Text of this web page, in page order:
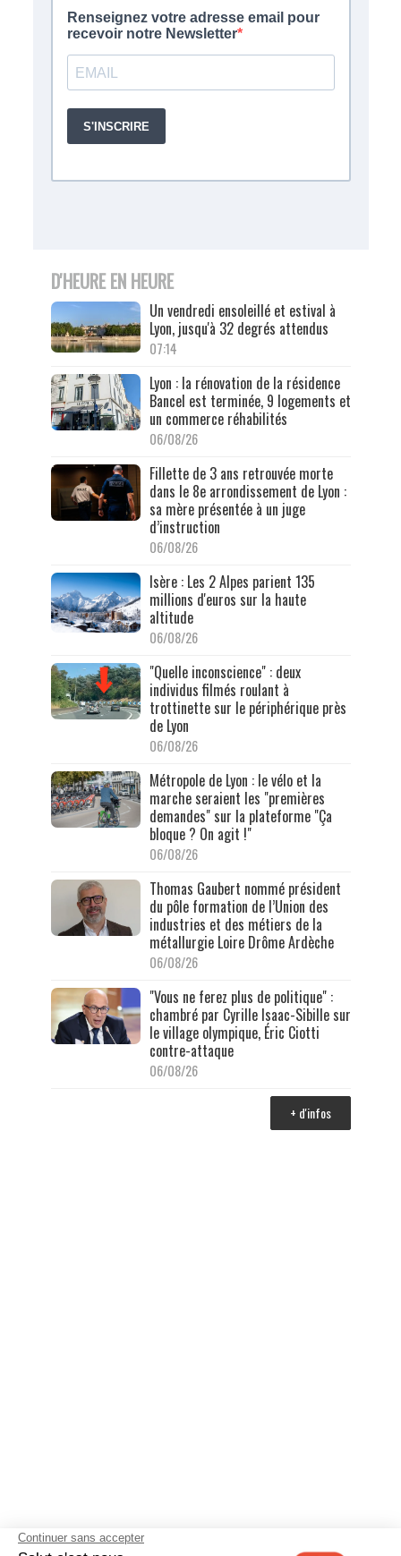
D'HEURE EN HEURE
Un vendredi ensoleillé et estival à
Lyon, jusqu'à 32 degrés attendus
07:14
Lyon : la rénovation de la résidence
Bancel est terminée, 9 logements et
un commerce réhabilités
06/08/26
Fillette de 3 ans retrouvée morte
dans le 8e arrondissement de Lyon :
sa mère présentée à un juge
d’instruction
06/08/26
Isère : Les 2 Alpes parient 135
millions d'euros sur la haute
altitude
06/08/26
"Quelle inconscience" : deux
individus filmés roulant à
trottinette sur le périphérique près
de Lyon
06/08/26
Métropole de Lyon : le vélo et la
marche seraient les "premières
demandes" sur la plateforme "Ça
bloque ? On agit !"
06/08/26
Thomas Gaubert nommé président
du pôle formation de l’Union des
industries et des métiers de la
métallurgie Loire Drôme Ardèche
06/08/26
"Vous ne ferez plus de politique" :
chambré par Cyrille Isaac-Sibille sur
le village olympique, Éric Ciotti
contre-attaque
06/08/26
+ d'infos